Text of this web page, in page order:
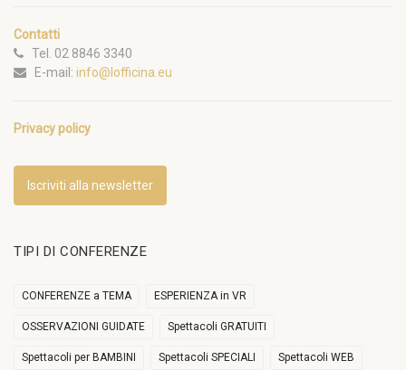
Contatti
Tel. 02 8846 3340
E-mail: info@lofficina.eu
Privacy policy
Iscriviti alla newsletter
TIPI DI CONFERENZE
CONFERENZE a TEMA ESPERIENZA in VR
OSSERVAZIONI GUIDATE Spettacoli GRATUITI
Spettacoli per BAMBINI Spettacoli SPECIALI Spettacoli WEB